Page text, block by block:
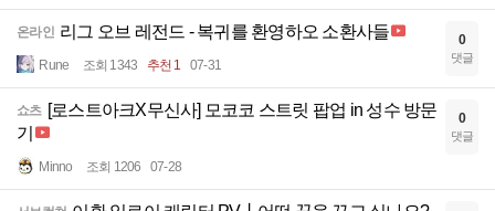
온라인 리그 오브 레전드 - 복귀를 환영하오 소환사들
Rune 조회 1343 추천 1 07-31
0
댓글
쇼츠 [로스트아크X무신사] 모코코 스트릿 팝업 in 성수 방문
기
Minno 조회 1206 07-28
0
댓글